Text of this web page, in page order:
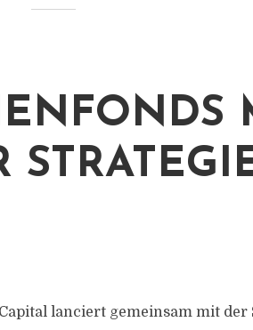
lanciert gemeinsam mit der